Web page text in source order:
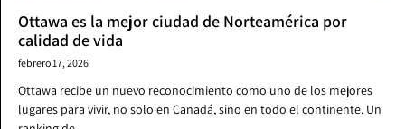
Ottawa es la mejor ciudad de Norteamérica por
calidad de vida
febrero 17, 2026
Ottawa recibe un nuevo reconocimiento como uno de los mejores
lugares para vivir, no solo en Canadá, sino en todo el continente. Un